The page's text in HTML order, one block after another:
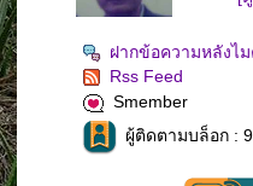
ฝากข้อความหลังไ
Rss Feed
Smember
ผู้ติดตามบล็อก :